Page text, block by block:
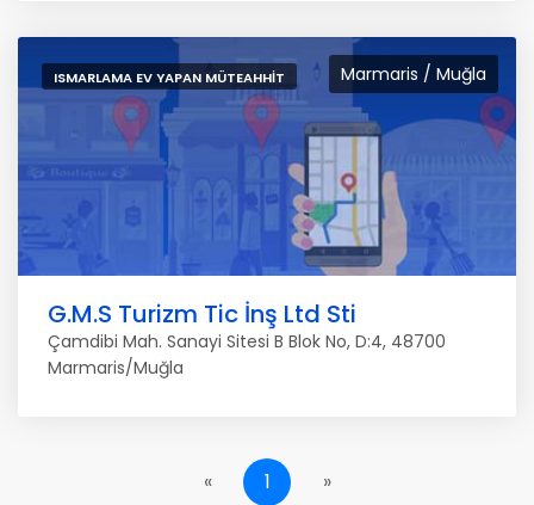
Marmaris / Muğla
ISMARLAMA EV YAPAN MÜTEAHHIT
G.M.S Turizm Tic İnş Ltd Sti
Çamdibi Mah. Sanayi Sitesi B Blok No, D:4, 48700
Marmaris/Muğla
« 1 »